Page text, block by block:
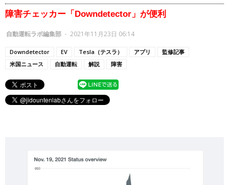
障害チェッカー「Downdetector」が便利
自動運転ラボ編集部 - 2021年11月23日 06:14
Downdetector EV Tesla（テスラ） アプリ
監修記事
米国ニュース
自動運転 解説 障害